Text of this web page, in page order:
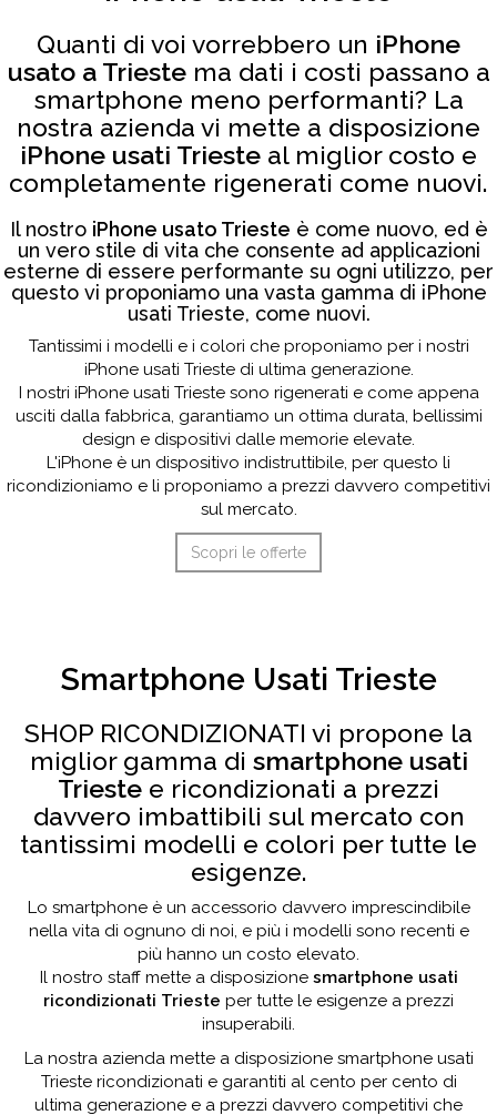
Quanti di voi vorrebbero un iPhone
usato a Triestema dati i costi passano a
smartphone meno performanti? La
nostra azienda vi mette a disposizione
iPhone usati Trieste al miglior costo e
completamente rigenerati come nuovi.
Il nostro iPhone usato Trieste è come nuovo, ed è
un vero stile di vita che consente ad applicazioni
esterne di essere performante su ogni utilizzo, per
questo vi proponiamo una vasta gamma di iPhone
usati Trieste, come nuovi.
Tantissimi i modelli e i colori che proponiamo per i nostri
iPhone usati Trieste di ultima generazione.
I nostri iPhone usati Trieste sono rigenerati e come appena
usciti dalla fabbrica, garantiamo un ottima durata, bellissimi
design e dispositivi dalle memorie elevate.
L'iPhone è un dispositivo indistruttibile, per questo li
ricondizioniamo e li proponiamo a prezzi davvero competitivi
sul mercato.
Scopri le offerte
Smartphone Usati Trieste
SHOP RICONDIZIONATI vi propone la
miglior gamma di smartphone usati
Trieste e ricondizionati a prezzi
davvero imbattibili sul mercato con
tantissimi modelli e colori per tutte le
esigenze.
Lo smartphone è un accessorio davvero imprescindibile
nella vita di ognuno di noi, e più i modelli sono recenti e
più hanno un costo elevato.
Il nostro staff mette a disposizione smartphone usati
ricondizionati Trieste per tutte le esigenze a prezzi
insuperabili.
La nostra azienda mette a disposizione smartphone usati
Trieste ricondizionati e garantiti al cento per cento di
ultima generazione e a prezzi davvero competitivi che